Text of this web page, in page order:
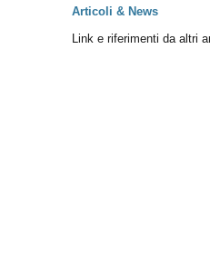
Articoli & News
Link e riferimenti da altri